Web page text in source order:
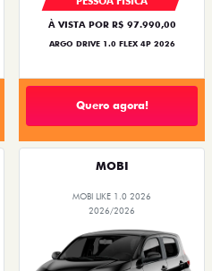
À VISTA POR R$ 97.990,00
ARGO DRIVE 1.0 FLEX 4P 2026
Quero agora!
MOBI
MOBI LIKE 1.0 2026
2026/2026